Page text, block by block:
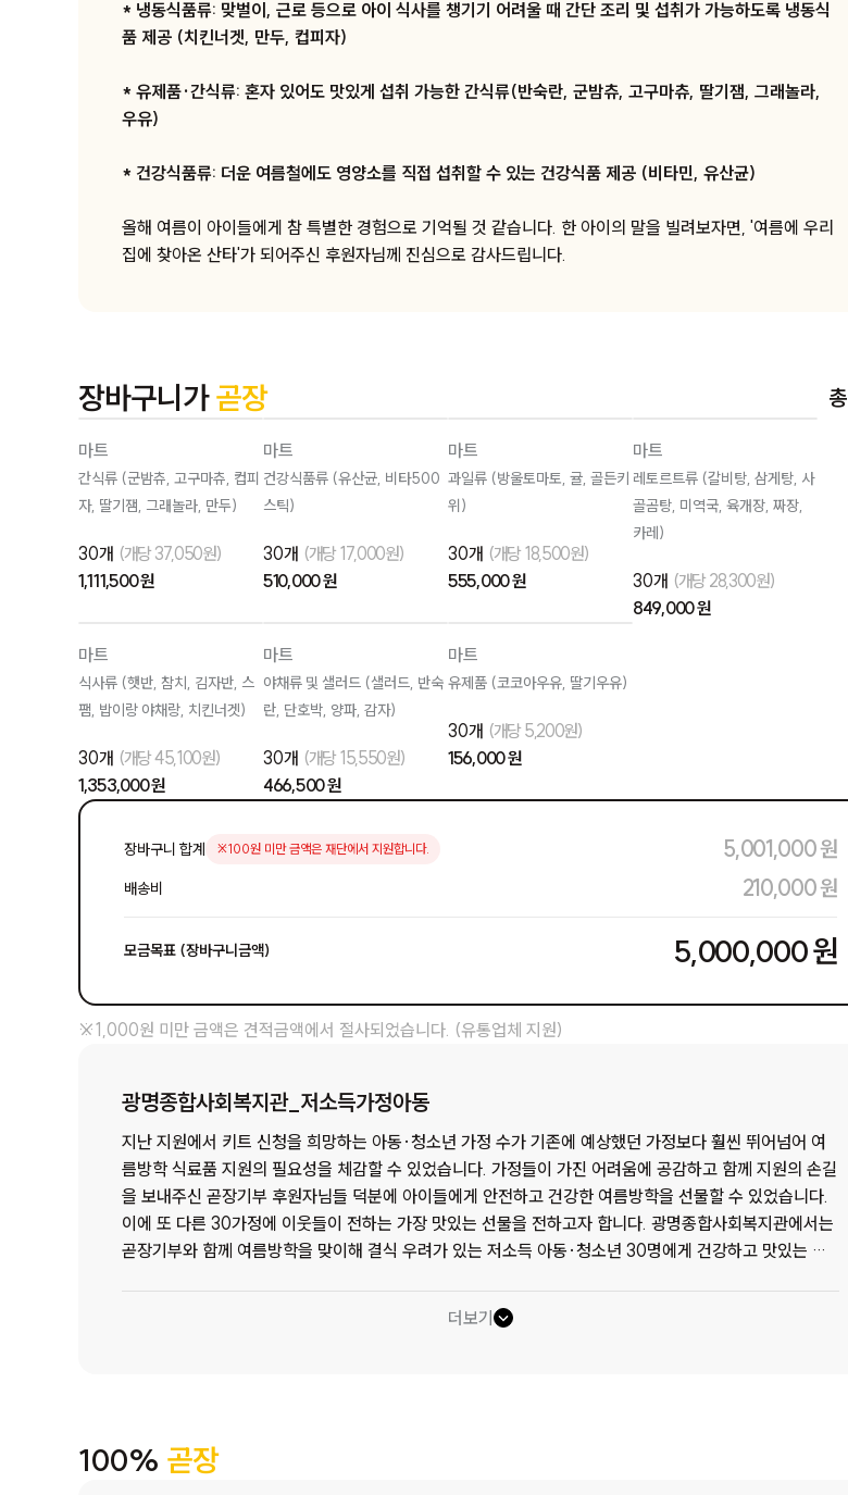
* 냉동식품류: 맞벌이, 근로 등으로 아이 식사를 챙기기 어려울 때 간단 조리 및 섭취가 가능하도록 냉동식
품 제공 (치킨너겟, 만두, 컵피자)
* 유제품·간식류: 혼자 있어도 맛있게 섭취 가능한 간식류(반숙란, 군밤츄, 고구마츄, 딸기잼, 그래놀라,
우유)
* 건강식품류: 더운 여름철에도 영양소를 직접 섭취할 수 있는 건강식품 제공 (비타민, 유산균)
올해 여름이 아이들에게 참 특별한 경험으로 기억될 것 같습니다. 한 아이의 말을 빌려보자면, '여름에 우리
집에 찾아온 산타'가 되어주신 후원자님께 진심으로 감사드립니다.
장바구니가곧장 총
마트
간식류 (군밤츄, 고구마츄, 컵피
자, 딸기잼, 그래놀라, 만두)
30개 (개당 37,050원)
1,111,500 원
마트
건강식품류 (유산균, 비타500
스틱)
30개 (개당 17,000원)
510,000 원
마트
과일류 (방울토마토, 귤, 골든키
위)
30개 (개당 18,500원)
555,000 원
마트
레토르트류 (갈비탕, 삼게탕, 사
골곰탕, 미역국, 육개장, 짜장,
카레)
30개 (개당 28,300원)
849,000 원
마트
식사류 (햇반, 참치, 김자반, 스
팸, 밥이랑 야채랑, 치킨너겟)
30개 (개당 45,100원)
1,353,000 원
마트
야채류 및 샐러드 (샐러드, 반숙
란, 단호박, 양파, 감자)
30개 (개당 15,550원)
466,500 원
마트
유제품 (코코아우유, 딸기우유)
30개 (개당 5,200원)
156,000 원
장바구니 합계 ※100원 미만 금액은 재단에서 지원합니다. 5,001,000 원
배송비 210,000 원
모금목표 (장바구니금액) 5,000,000 원
※1,000원 미만 금액은 견적금액에서 절사되었습니다. (유통업체 지원)
광명종합사회복지관_저소득가정아동
지난 지원에서 키트 신청을 희망하는 아동·청소년 가정 수가 기존에 예상했던 가정보다 훨씬 뛰어넘어 여
름방학 식료품 지원의 필요성을 체감할 수 있었습니다. 가정들이 가진 어려움에 공감하고 함께 지원의 손길
을 보내주신 곧장기부 후원자님들 덕분에 아이들에게 안전하고 건강한 여름방학을 선물할 수 있었습니다.
이에 또 다른 30가정에 이웃들이 전하는 가장 맛있는 선물을 전하고자 합니다. 광명종합사회복지관에서는
곧장기부와 함께 여름방학을 맞이해 결식 우려가 있는 저소득 아동·청소년 30명에게 건강하고 맛있는 식
트 거주자 간의 나타나는 빈부격차로 인한 지역갈등 또한 고조되고 있습니다. 가구의 소득 수준의 격차에
따라 또래 집단 사이에 계급화가 발생하고, 차별과 배제 없이 성장해야 할 아동들의 경험과 교육 환경에도
슨 체험활동을 같이 해 보면 좋을까?' 우리 아이들의 방학이 찾아오면 시작되는 행복한 고민, 이와 반대로
아이들의 방학이 찾아오면 한숨이 커지는 가정들이 있습니다. 저소득 아동·청소년의 경우 점심은 학교 급
더보기
100% 곧장